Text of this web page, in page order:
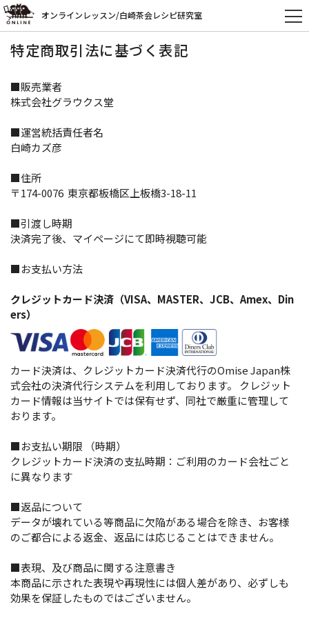
オンラインレッスン/白崎茶会レシピ研究室
特定商取引法に基づく表記
■販売業者
株式会社グラウクス堂
■運営統括責任者名
白崎カズ彦
■住所
〒174-0076 東京都板橋区上板橋3-18-11
■引渡し時期
決済完了後、マイページにて即時視聴可能
■お支払い方法
クレジットカード決済（VISA、MASTER、JCB、Amex、Din
ers）
カード決済は、クレジットカード決済代行のOmise Japan株
式会社の決済代行システムを利用しております。 クレジット
カード情報は当サイトでは保有せず、同社で厳重に管理して
おります。
■お支払い期限 （時期）
クレジットカード決済の支払時期：ご利用のカード会社ごと
に異なります
■返品について
データが壊れている等商品に欠陥がある場合を除き、お客様
のご都合による返金、返品には応じることはできません。
■表現、及び商品に関する注意書き
本商品に示された表現や再現性には個人差があり、必ずしも
効果を保証したものではございません。